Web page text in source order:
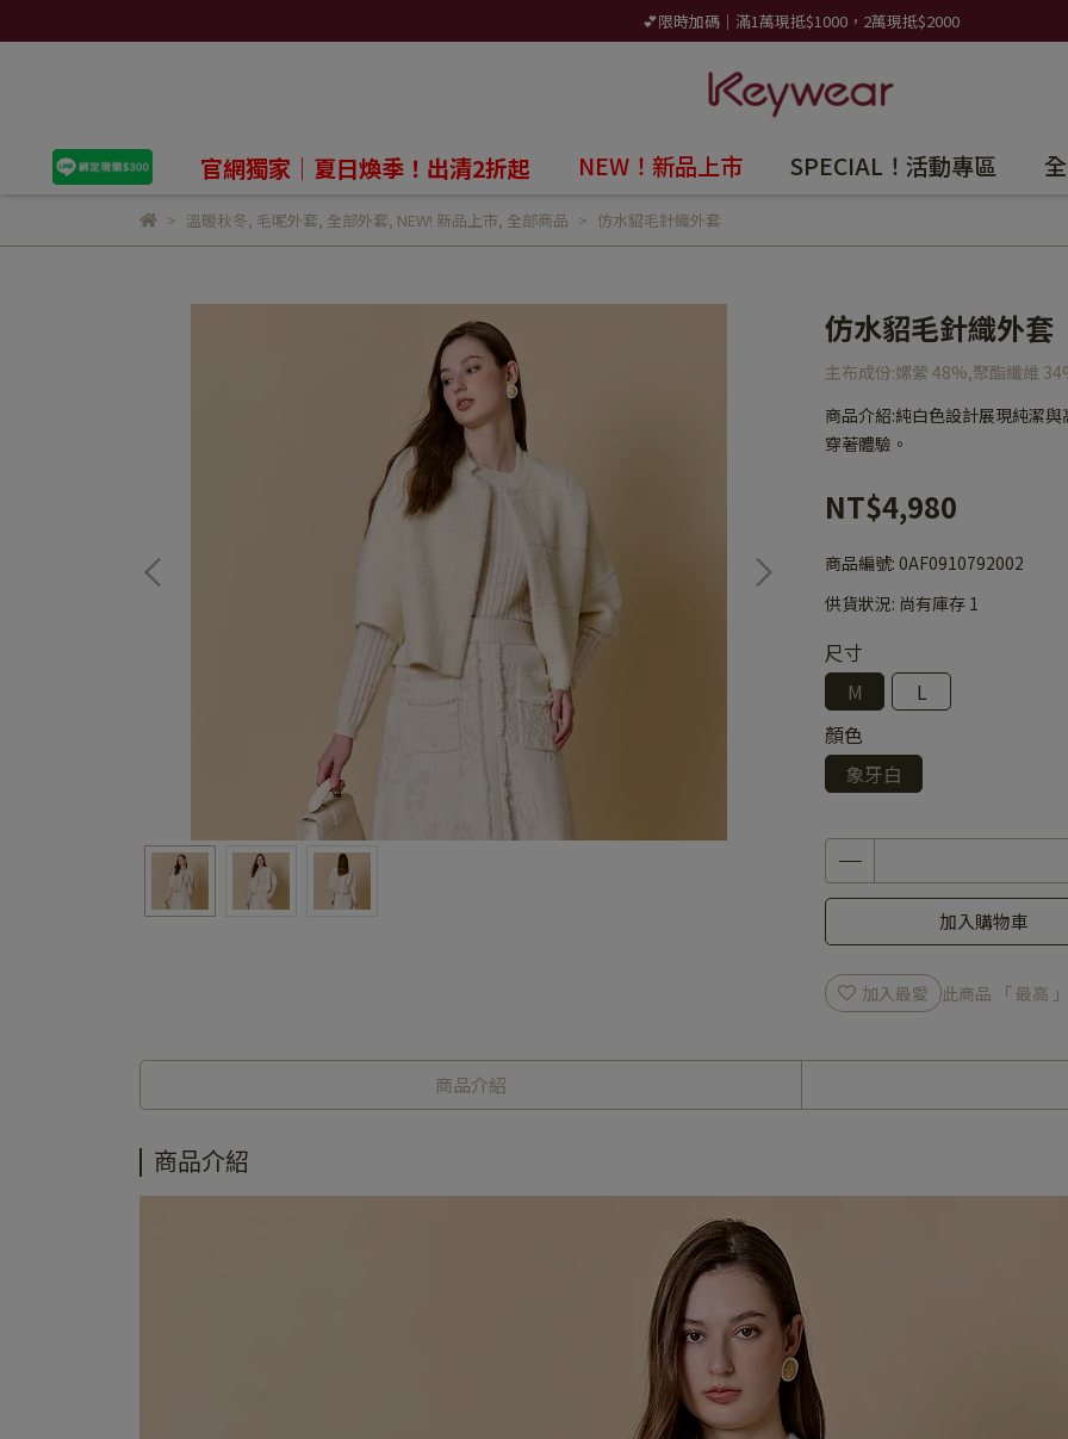
💕限時加碼｜滿1萬現抵$1000，2萬現抵$2000
官網獨家｜夏日煥季！出清2折起 NEW！新品上市 SPECIAL！活動專區
溫暖秋冬, 毛呢外套, 全部外套, NEW! 新品上市, 全部商品 仿水貂毛針織外套
仿水貂毛針織外套
主布成份:嫘縈 48%,聚酯纖維
商品介紹:純白色設計展現純潔
穿著體驗。
NT$4,980
商品編號: 0AF0910792002
供貨狀況: 尚有庫存 1
尺寸
M
L
顏色
象牙白
加入購物車
加入最愛 此商品 「 最高
商品介紹
商品介紹